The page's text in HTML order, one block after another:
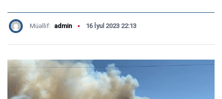
Müəllif: admin 16 İyul 2023 22:13